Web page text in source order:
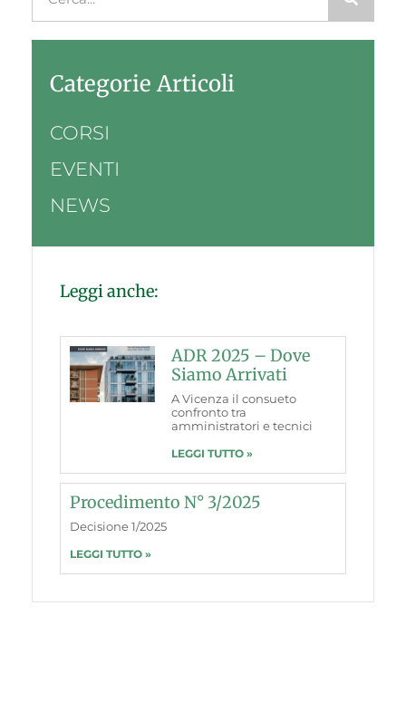
Categorie Articoli
CORSI
EVENTI
NEWS
Leggi anche:
ADR 2025 – Dove
Siamo Arrivati
A Vicenza il consueto
confronto tra
amministratori e tecnici
LEGGI TUTTO »
Procedimento N° 3/2025
Decisione 1/2025
LEGGI TUTTO »